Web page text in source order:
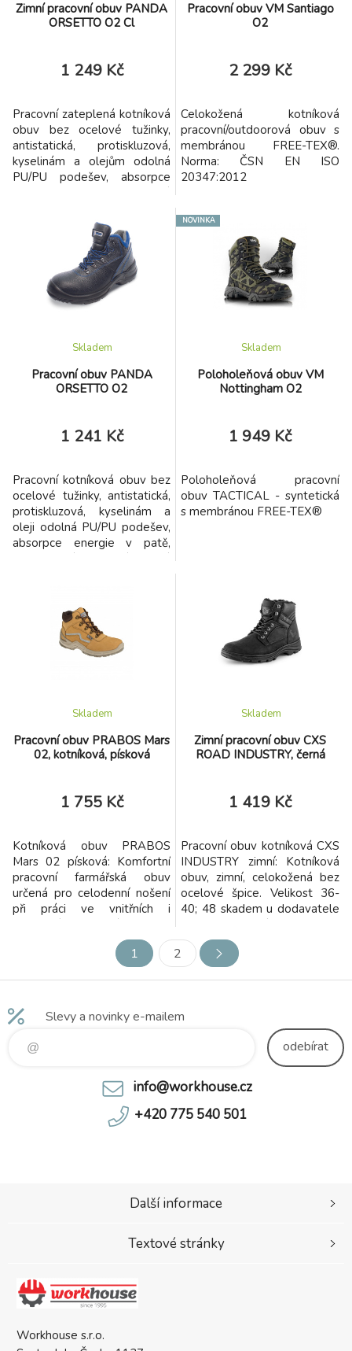
Zimní pracovní obuv PANDA
ORSETTO O2 Cl
1 249 Kč
Pracovní zateplená kotníková
obuv bez ocelové tužinky,
antistatická, protiskluzová,
kyselinám a olejům odolná
PU/PU podešev, absorpce
reflexní prvky pro zvýšenou
Pracovní obuv VM Santiago
O2
2 299 Kč
Celokožená kotníková
pracovní/outdoorová obuv s
membránou FREE-TEX®.
Norma: ČSN EN ISO
20347:2012
Pracovní obuv PANDA
ORSETTO O2
Skladem
1 241 Kč
Pracovní kotníková obuv bez
ocelové tužinky, antistatická,
protiskluzová, kyselinám a
oleji odolná PU/PU podešev,
absorpce energie v patě,
NOVINKA
Poloholeňová obuv VM
Nottingham O2
Skladem
1 949 Kč
Poloholeňová pracovní
obuv TACTICAL - syntetická
s membránou FREE-TEX®
Pracovní obuv PRABOS Mars
02, kotníková, písková
Skladem
1 755 Kč
Kotníková obuv PRABOS
Mars 02 písková: Komfortní
pracovní farmářská obuv
určená pro celodenní nošení
při práci ve vnitřních i
Zimní pracovní obuv CXS
ROAD INDUSTRY, černá
Skladem
1 419 Kč
Pracovní obuv kotníková CXS
INDUSTRY zimní: Kotníková
obuv, zimní, celokožená bez
ocelové špice. Velikost 36-
40; 48 skadem u dodavatele
1 2
Slevy a novinky e-mailem
odebírat
info@workhouse.cz
+420 775 540 501
Workhouse s.r.o.
Další informace
Textové stránky